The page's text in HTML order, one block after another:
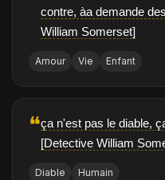
contre, àa demande
William Somerset]
Amour Vie Enfant
❝ça n'est pas le diable,
[Detective William
Diable Humain